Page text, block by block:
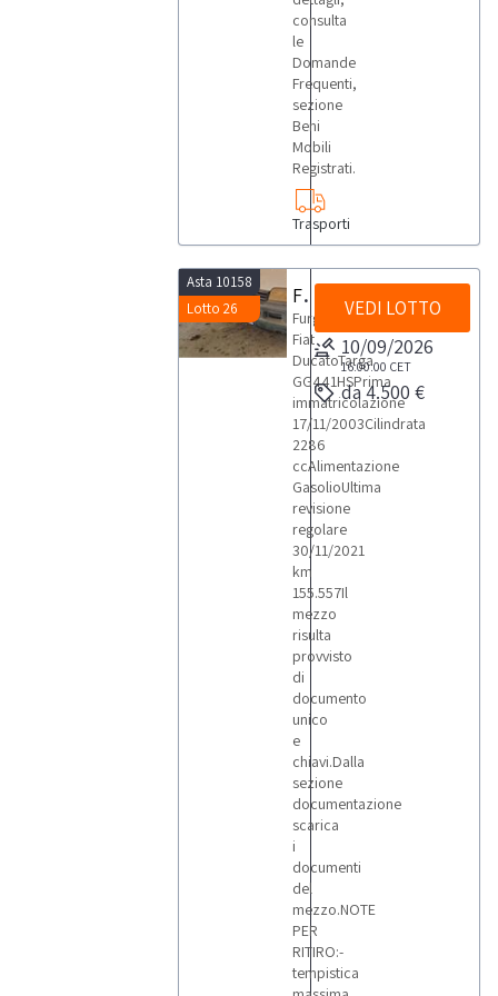
consulta
le
Domande
Frequenti,
sezione
Beni
Mobili
Registrati.
Trasporti
Asta 10158
Lotto 26
Furgone Fiat Ducato
Furgone
Fiat
DucatoTarga
GG441HSPrima
immatricolazione
17/11/2003Cilindrata
2286
ccAlimentazione
GasolioUltima
revisione
regolare
30/11/2021
km
155.557Il
mezzo
risulta
provvisto
di
documento
unico
e
chiavi.Dalla
sezione
documentazione
scarica
i
documenti
del
mezzo.NOTE
PER
RITIRO:-
tempistica
VEDI LOTTO
10/09/2026
16:00:00 CET
da 4.500 €